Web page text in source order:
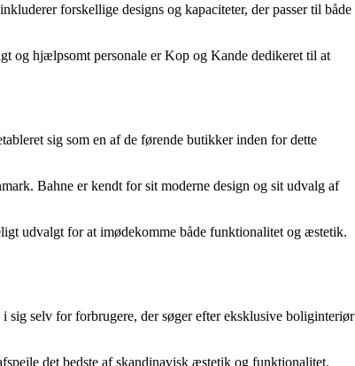
forskellige designs og kapaciteter, der passer til både
og hjælpsomt personale er Kop og Kande dedikeret til at
sig som en af de førende butikker inden for dette
Bahne er kendt for sit moderne design og sit udvalg af
udvalgt for at imødekomme både funktionalitet og æstetik.
sig selv for forbrugere, der søger efter eksklusive boliginteriør
det bedste af skandinavisk æstetik og funktionalitet.